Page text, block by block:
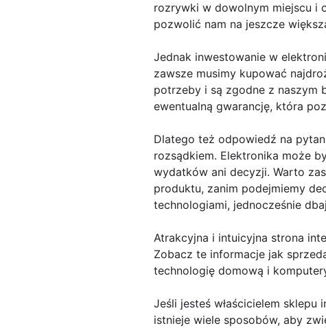
rozrywki w dowolnym miejscu i
pozwolić nam na jeszcze
Jednak inwestowanie w
zawsze musimy kupować
potrzeby i są zgodne z naszym
ewentualną gwarancję, która
Dlatego też odpowiedź na
rozsądkiem. Elektronika może
wydatków ani decyzji. Warto
produktu, zanim podejmiemy
technologiami, jednocześnie
Atrakcyjna i intuicyjna strona
Zobacz te informacje jak
technologię domową i
Jeśli jesteś właścicielem
istnieje wiele sposobów, aby